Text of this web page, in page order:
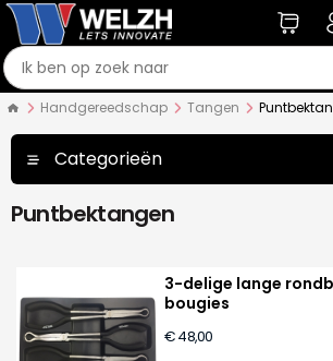
Handgereedschap Tangen
Categorieën
Puntbektangen
3-delige lange
bougies
€ 48,00